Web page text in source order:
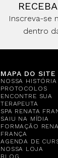
Inscreva-se
dentro
MAPA DO SITE
NOSSA HISTÓRIA
PROTOCOLOS
ENCONTRE SUA
TERAPEUTA
SPA RENATA
SAIU NA MÍDIA
FORMAÇÃO
FRANÇA
AGENDA DE
NOSSA LOJA
BLOG